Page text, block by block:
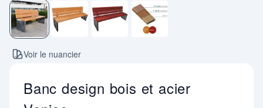
Voir le nuancier
Banc design bois et acier